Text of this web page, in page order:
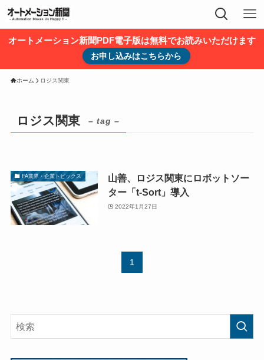
オートメーション新聞PDF電子版は無料でお読みいただけます
お申し込みはこちらから
ホーム ロジス関東
ロジス関東 – tag –
FA業界・企業トピックス
山善、ロジス関東にロボットソー
ター「t-Sort」導入
2022年1月27日
1